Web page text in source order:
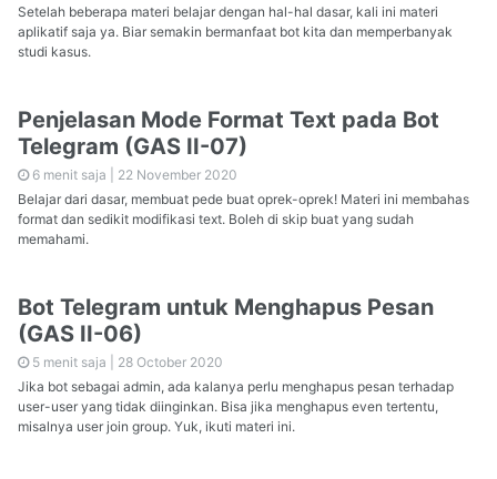
Setelah beberapa materi belajar dengan hal-hal dasar, kali ini materi
aplikatif saja ya. Biar semakin bermanfaat bot kita dan memperbanyak
studi kasus.
Penjelasan Mode Format Text pada Bot
Telegram (GAS II-07)
6 menit saja | 22 November 2020
Belajar dari dasar, membuat pede buat oprek-oprek! Materi ini membahas
format dan sedikit modifikasi text. Boleh di skip buat yang sudah
memahami.
Bot Telegram untuk Menghapus Pesan
(GAS II-06)
5 menit saja | 28 October 2020
Jika bot sebagai admin, ada kalanya perlu menghapus pesan terhadap
user-user yang tidak diinginkan. Bisa jika menghapus even tertentu,
misalnya user join group. Yuk, ikuti materi ini.